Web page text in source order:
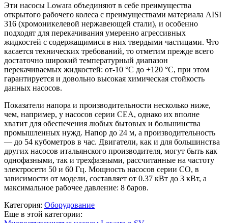
Эти насосы Lowara объединяют в себе преимущества
открытого рабочего колеса с преимуществами материала AISI
316 (хромоникелевой нержавеющей стали), и особенно
подходят для перекачивания умеренно агрессивных
жидкостей с содержащимися в них твердыми частицами. Что
касается технических требований, то отметим прежде всего
достаточно широкий температурный диапазон
перекачиваемых жидкостей: от-10 °C до +120 °C, при этом
гарантируется и довольно высокая химическая стойкость
данных насосов.
Показатели напора и производительности несколько ниже,
чем, например, у насосов серии CEA, однако их вполне
хватит для обеспечения любых бытовых и большинства
промышленных нужд. Напор до 24 м, а производительность
— до 54 кубометров в час. Двигатели, как и для большинства
других насосов итальянского производителя, могут быть как
однофазными, так и трехфазными, рассчитанные на частоту
электросети 50 и 60 Гц. Мощность насосов серии CO, в
зависимости от модели, составляет от 0.37 кВт до 3 кВт, а
максимальное рабочее давление: 8 баров.
Категория: Оборудование
Еще в этой категории: